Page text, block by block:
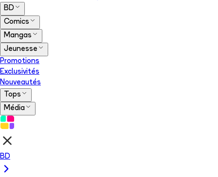
BD
Comics
Mangas
Jeunesse
Promotions
Exclusivités
Nouveautés
Tops
Média
BD